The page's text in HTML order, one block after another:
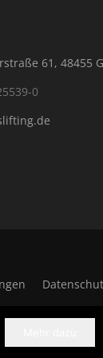
61, 48455
0